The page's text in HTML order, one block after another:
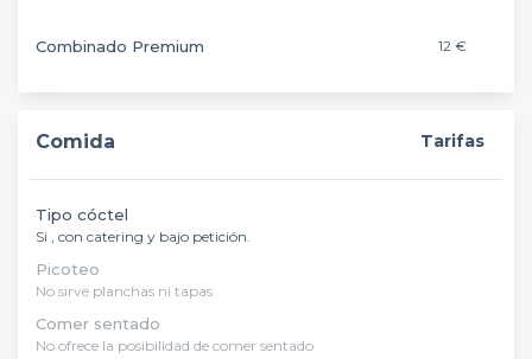
Combinado Premium 12 €
Comida Tarifas
Tipo cóctel
Si , con catering y bajo petición.
Picoteo
No sirve planchas ni tapas
Comer sentado
No ofrece la posibilidad de comer sentado